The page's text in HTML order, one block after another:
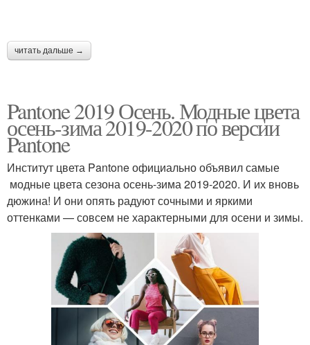
читать дальше →
Pantone 2019 Осень. Модные цвета
осень-зима 2019-2020 по версии
Pantone
Институт цвета Pantone официально объявил самые
модные цвета сезона осень-зима 2019-2020. И их вновь
дюжина! И они опять радуют сочными и яркими
оттенками — совсем не характерными для осени и зимы.